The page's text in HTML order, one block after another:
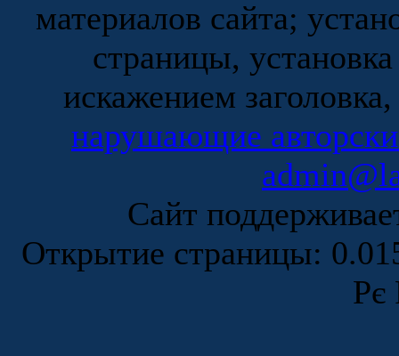
материалов сайта;
страницы,
искажением
нарушающие
Сайт
Открытие страницы:
Рє